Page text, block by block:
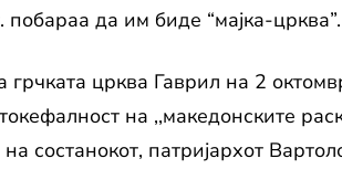
да им биде “мајка-црква”.
грчката црква Гаврил на 2
на ,,македонските
состанокот, патријархот